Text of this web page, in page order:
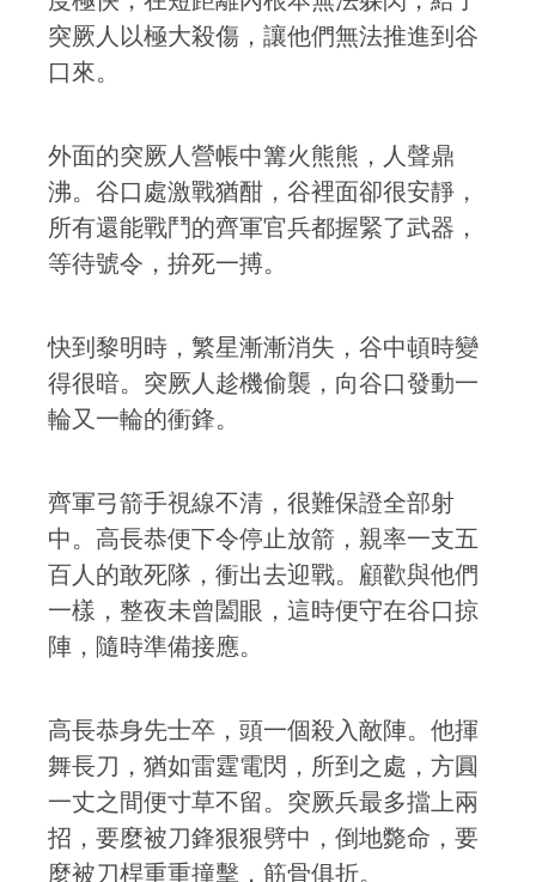
突厥人以極大殺傷，讓他們無法推進到谷
口來。
外面的突厥人營帳中篝火熊熊，人聲鼎
沸。谷口處激戰猶酣，谷裡面卻很安靜，
所有還能戰鬥的齊軍官兵都握緊了武器，
等待號令，拚死一搏。
快到黎明時，繁星漸漸消失，谷中頓時變
得很暗。突厥人趁機偷襲，向谷口發動一
輪又一輪的衝鋒。
齊軍弓箭手視線不清，很難保證全部射
中。高長恭便下令停止放箭，親率一支五
百人的敢死隊，衝出去迎戰。顧歡與他們
一樣，整夜未曾闔眼，這時便守在谷口掠
陣，隨時準備接應。
高長恭身先士卒，頭一個殺入敵陣。他揮
舞長刀，猶如雷霆電閃，所到之處，方圓
一丈之間便寸草不留。突厥兵最多擋上兩
招，要麼被刀鋒狠狠劈中，倒地斃命，要
麼被刀桿重重撞擊，筋骨俱折。